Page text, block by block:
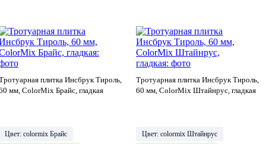
плитка Инсбрук Тироль,
мм, ColorMix Брайс, гладкая
Цвет: colormix Брайс
Тротуарная плитка Инсбрук Тироль,
60 мм, ColorMix Штайнрус, гладкая
Цвет: colormix Штайнрус